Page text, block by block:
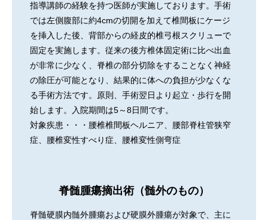
指導講師の経験を持つ医師が実施しております。手術
では左側腹部に約4cmの切開を加えて椎間板にケージ
を挿入した後、背部からの経皮的椎弓根スクリューで
固定を実施します。従来の後方椎体固定術に比べ出血
が非常に少なく、脊椎の部分切除をすることなく神経
の除圧が可能となり、結果的に体への負担が少なくな
る手術方法です。原則、手術翌日より起立・歩行を開
始します。入院期間は5～8日間です。
対象疾患・・・腰椎椎間板ヘルニア、腰部脊柱管狭窄
症、腰椎変性すべり症、腰椎変性側弯症
脊髄腫瘍摘出術（髄外のもの）
脊髄硬膜内髄外腫瘍および硬膜外腫瘍が対象で、主に